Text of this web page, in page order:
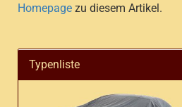
Homepage zu diesem Artikel.
Typenliste